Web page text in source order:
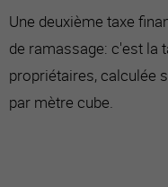
Une deuxième taxe
de ramassage: c'est la
propriétaires, calculée
par mètre cube.